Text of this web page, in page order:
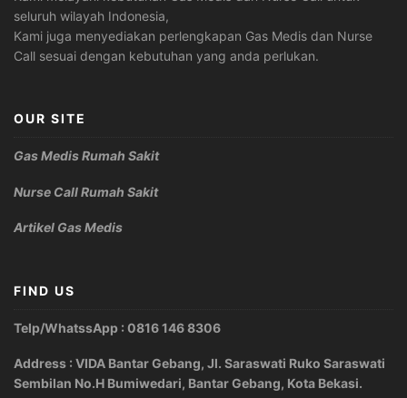
seluruh wilayah Indonesia,
Kami juga menyediakan perlengkapan Gas Medis dan Nurse
Call sesuai dengan kebutuhan yang anda perlukan.
OUR SITE
Gas Medis Rumah Sakit
Nurse Call Rumah Sakit
Artikel Gas Medis
FIND US
Telp/WhatssApp : 0816 146 8306
Address : VIDA Bantar Gebang, Jl. Saraswati Ruko Saraswati
Sembilan No.H Bumiwedari, Bantar Gebang, Kota Bekasi.